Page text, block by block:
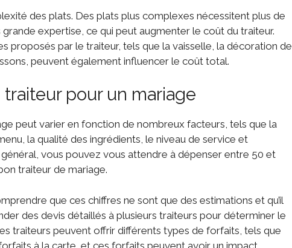
des plats. Des plats plus complexes nécessitent plus de
expertise, ce qui peut augmenter le coût du traiteur.
proposés par le traiteur, tels que la vaisselle, la décoration de
peuvent également influencer le coût total.
traiteur pour un mariage
peut varier en fonction de nombreux facteurs, tels que la
la qualité des ingrédients, le niveau de service et
vous pouvez vous attendre à dépenser entre 50 et
traiteur de mariage.
que ces chiffres ne sont que des estimations et qu’il
des devis détaillés à plusieurs traiteurs pour déterminer le
traiteurs peuvent offrir différents types de forfaits, tels que
à la carte, et ces forfaits peuvent avoir un impact